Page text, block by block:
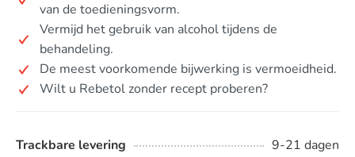
van de toedieningsvorm.
Vermijd het gebruik van alcohol tijdens de
behandeling.
De meest voorkomende bijwerking is vermoeidheid.
Wilt u Rebetol zonder recept proberen?
Trackbare levering 9-21 dagen